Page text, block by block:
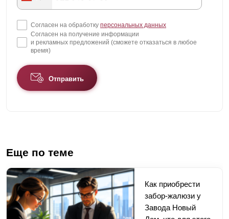
Согласен на обработку персональных данных
Согласен на получение информации
и рекламных предложений (сможете отказаться в любое
время)
Отправить
Еще по теме
Как приобрести
забор-жалюзи у
Завода Новый